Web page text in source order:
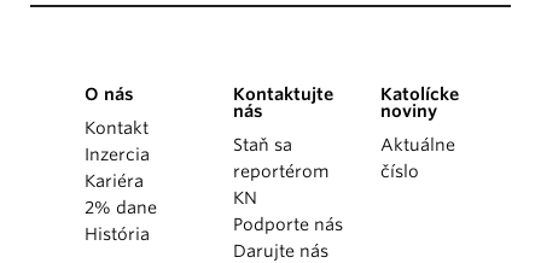
O nás
Kontakt
Inzercia
Kariéra
2% dane
História
Kontaktujte
nás
Staň sa
reportérom
KN
Podporte nás
Darujte nás
Katolícke
noviny
Aktuálne
číslo